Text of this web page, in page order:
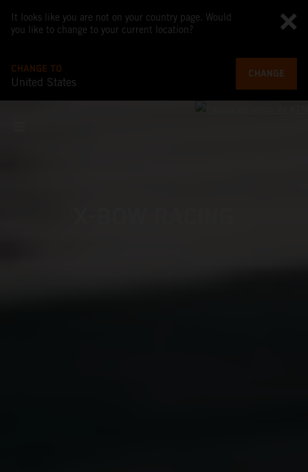
It looks like you are not on your country page. Would
you like to change to your current location?
CHANGE TO
United States
CHANGE